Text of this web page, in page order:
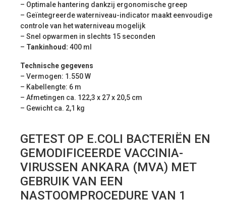
– Optimale hantering dankzij ergonomische greep
– Geïntegreerde waterniveau-indicator maakt eenvoudige
controle van het waterniveau mogelijk
– Snel opwarmen in slechts 15 seconden
– Tankinhoud: 400 ml
Technische gegevens
– Vermogen: 1.550 W
– Kabellengte: 6 m
– Afmetingen ca. 122,3 x 27 x 20,5 cm
– Gewicht ca. 2,1 kg
GETEST OP E.COLI BACTERIËN EN
GEMODIFICEERDE VACCINIA-
VIRUSSEN ANKARA (MVA) MET
GEBRUIK VAN EEN
NASTOOMPROCEDURE VAN 1